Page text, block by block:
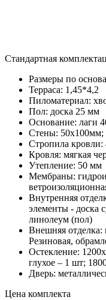
Стандартная
Размеры по
Терраса: 1,45*4,2
Пиломатериал:
Пол: доска 25 мм
Основание: лаги
Стены: 50х100мм;
Стропила
Кровля: мягкая
Утепление: 50 мм
Мембраны:
Внутренняя
элементы - доска
линолеум (пол)
Внешняя
Резиновая,
Остекление:
глухое – 1 шт;
Дверь:
Цена комплекта